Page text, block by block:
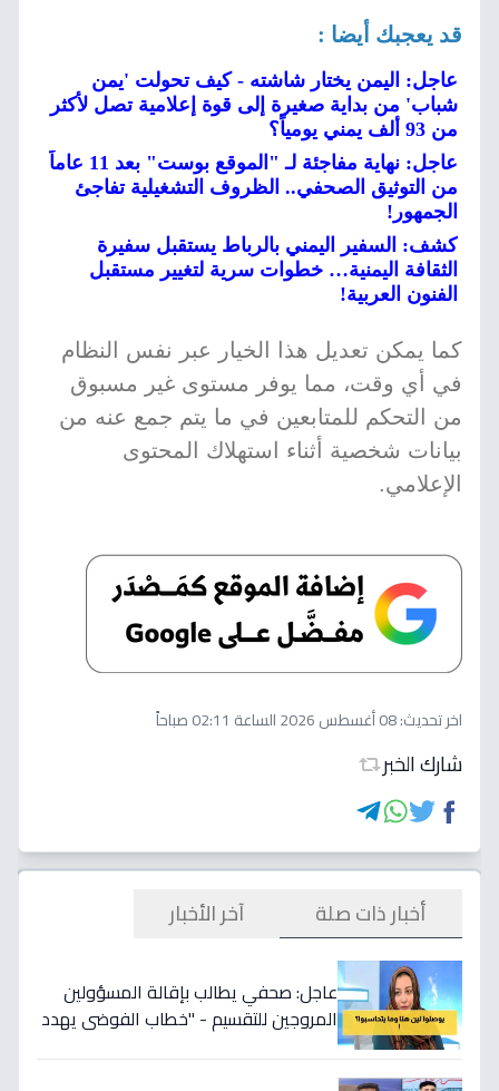
قد يعجبك أيضا :
عاجل: اليمن يختار شاشته - كيف تحولت 'يمن
شباب' من بداية صغيرة إلى قوة إعلامية تصل لأكثر
من 93 ألف يمني يومياً؟
عاجل: نهاية مفاجئة لـ "الموقع بوست" بعد 11 عاماً
من التوثيق الصحفي.. الظروف التشغيلية تفاجئ
الجمهور!
كشف: السفير اليمني بالرباط يستقبل سفيرة
الثقافة اليمنية… خطوات سرية لتغيير مستقبل
الفنون العربية!
كما يمكن تعديل هذا الخيار عبر نفس النظام
في أي وقت، مما يوفر مستوى غير مسبوق
من التحكم للمتابعين في ما يتم جمع عنه من
بيانات شخصية أثناء استهلاك المحتوى
الإعلامي.
اخر تحديث:08 أغسطس 2026 الساعة 02:11 صباحاً
شارك الخبر
أخبار ذات صلة آخر الأخبار
عاجل: صحفي يطالب بإقالة المسؤولين
المروجين للتقسيم - "خطاب الفوضى يهدد